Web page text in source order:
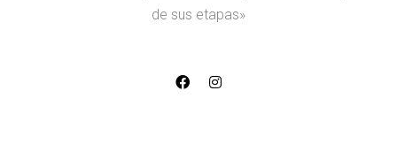
de sus etapas»